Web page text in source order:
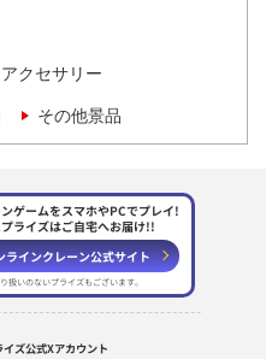
クセサリー
その他景品
ゲームをスマホやPCでプレイ!
ライズはご自宅へお届け!!
ラインクレーン公式サイト
扱いのないプライズもございます。
イズ公式Xアカウント